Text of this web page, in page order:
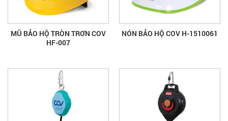
MŨ BẢO HỘ TRÒN TRƠN COV
HF-007
NÓN BẢO HỘ COV H-1510061